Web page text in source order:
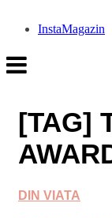
InstaMagazin
[TAG]
DIN VIATA